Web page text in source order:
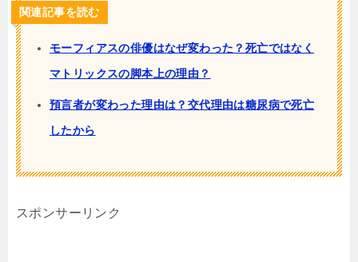
関連記事を読む
モーフィアスの俳優はなぜ変わった？死亡ではなく
マトリックスの脚本上の理由？
預言者が変わった理由は？交代理由は糖尿病で死亡
したから
スポンサーリンク